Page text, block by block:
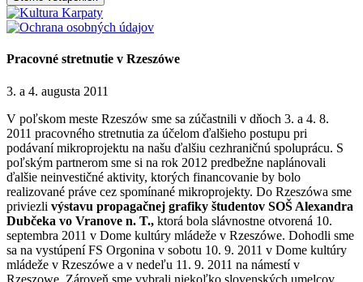
Pracovné stretnutie v Rzeszówe
3. a 4. augusta 2011
V poľskom meste Rzeszów sme sa zúčastnili v dňoch 3. a 4. 8.
2011 pracovného stretnutia za účelom ďalšieho postupu pri
podávaní mikroprojektu na našu ďalšiu cezhraničnú spoluprácu. S
poľským partnerom sme si na rok 2012 predbežne naplánovali
ďalšie neinvestičné aktivity, ktorých financovanie by bolo
realizované práve cez spomínané mikroprojekty. Do Rzeszówa sme
priviezli výstavu propagačnej grafiky študentov SOŠ Alexandra
Dubčeka vo Vranove n. T., ktorá bola slávnostne otvorená 10.
septembra 2011 v Dome kultúry mládeže v Rzeszówe. Dohodli sme
sa na vystúpení FS Orgonina v sobotu 10. 9. 2011 v Dome kultúry
mládeže v Rzeszówe a v nedeľu 11. 9. 2011 na námestí v
Rzeszowe. Zároveň sme vybrali niekoľko slovenských umelcov,